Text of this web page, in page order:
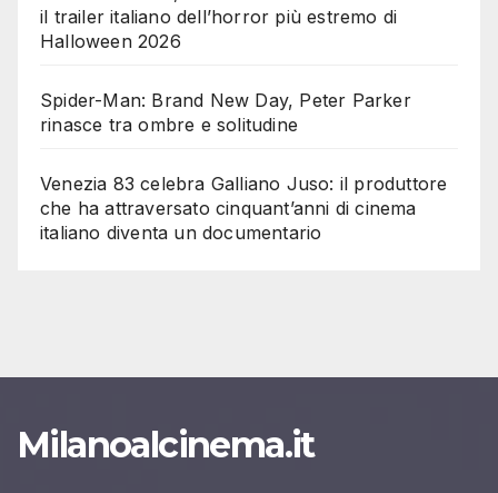
il trailer italiano dell’horror più estremo di
Halloween 2026
Spider-Man: Brand New Day, Peter Parker
rinasce tra ombre e solitudine
Venezia 83 celebra Galliano Juso: il produttore
che ha attraversato cinquant’anni di cinema
italiano diventa un documentario
Milanoalcinema.it